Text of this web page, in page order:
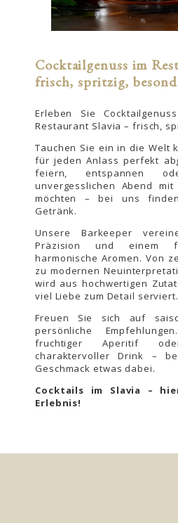
Cocktailgenuss im
frisch, spritzig,
Erleben Sie
Restaurant Slavia – frisch,
Tauchen Sie ein in die Welt
für jeden Anlass perfekt
feiern, entspannen
unvergesslichen Abend
möchten – bei uns
Getränk.
Unsere Barkeeper
Präzision und einem
harmonische Aromen. Von
zu modernen
wird aus hochwertigen
viel Liebe zum Detail serviert.
Freuen Sie sich auf
persönliche
fruchtiger Aperitif
charaktervoller Drink –
Geschmack etwas dabei.
Cocktails im Slavia –
Erlebnis!